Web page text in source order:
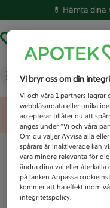
💊 Hämta
Vad letar du
Vi bryr oss om din
Vi och våra1 partners lagrar
webbläsardata eller unika
accepterar tillåter du att
anges under ”Vi och våra
Om du väljer Avvisa alla
spårare är inaktiverade kan
vara mindre relevanta för
ändra dina val eller återkalla
på länken Anpassa
kommer att ha effekt inom
integritetspolicy.